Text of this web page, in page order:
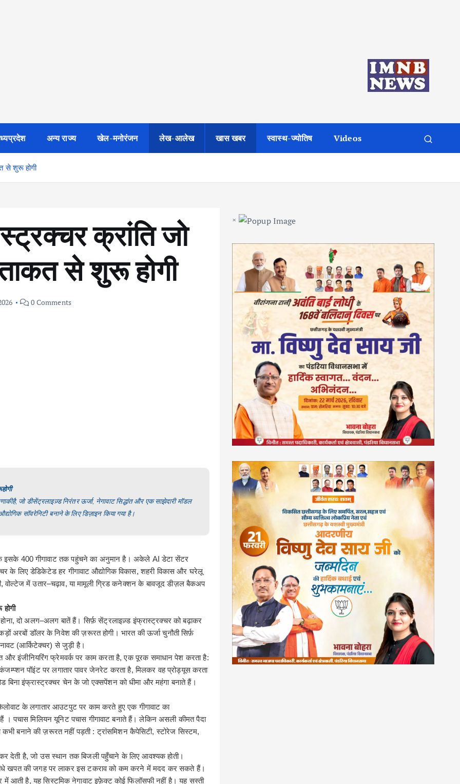
अन्य राज्य खेल-मनोरंजन लेख-आलेख खास खबर स्वास्थ-ज्योतिष Videos
से शुरू होगी
क्रांति जो
से शुरू होगी
0 Comments
होगी
कीहै, जोडीसेंट्रलाइज़्ड निरंतर ऊर्जा, नेगावाट सिद्धांत और एक साझेदारी मॉडल
सॉवरेनिटी बनाने के लिए डिज़ाइन किया गया है।
इसके 400गीगावाट तक पहुंचने का अनुमान है। अकेले AIडेटा सेंटर
के लिए डेडिकेटेड हर गीगावाट औद्योगिक विकास,शहरी विकास और घरेलू
,वोल्टेज में उतार–चढ़ाव,या मामूली ग्रिड कनेक्शन के बावजूद डीज़ल बैकअप
होगी
,दो अलग–अलग बातें हैं। सिर्फ़ सेंट्रलाइज़्ड इंफ्रास्ट्रक्चर को बढ़ाकर
अरबों डॉलर के निवेश की ज़रूरत होगी। भारत की ऊर्जा चुनौती सिर्फ़
(आर्किटेक्चर)से जुड़ी है।
औरइंजीनियरिंग फ्रेमवर्क पर काम करता है,एक पूरक समाधान पेश करता है:
पॉइंट पर लगातार पावर जेनरेट करता है,मिलकर वह प्रोड्यूस करता
बिना इंफ्रास्ट्रक्चर चेन के जो एक्सपेंशन को धीमा और महंगा बनाते हैं।
के लगातार आउटपुट पर काम करते हुए एक गीगावाट का
पचास मिलियन यूनिट पचास गीगावाट बनाते हैं। लेकिन असली कीमत पैदा
कभी बनाने की ज़रूरत नहीं पड़ती :ट्रांसमिशन कैपेसिटी,स्टोरेज सिस्टम,
देती है,जो उस स्थान तक बिजली पहुँचाने के लिए आवश्यक होती।
खपत की जगह पर लाकर इस टकराव को कम करने में मदद कर सकते हैं।
में आती है,यह सिस्टमिकनेगावाट इफ़ेक्ट कोई फिलॉसफी नहीं है। यह सस्ती
×